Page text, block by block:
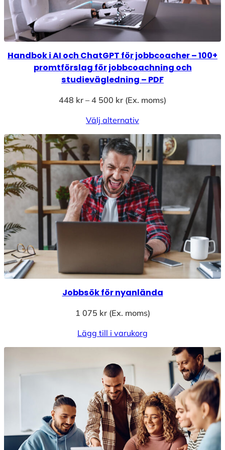
Handbok i AI och ChatGPT för jobbcoacher – 100+
promtförslag för jobbcoachning och
studievägledning – PDF
448 kr – 4 500 krP
i
s
i
n
t
e
r
v
a
4
8
k
l
4
5
0
(Ex. moms)
Välj alternativ
Jobbsök för nyanlända
1 075 kr (Ex. moms)
Lägg till i varukorg